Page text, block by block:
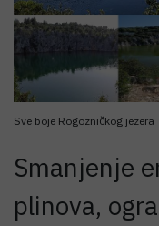
Sve boje Rogozničkog jezera
Smanjenje
plinova,